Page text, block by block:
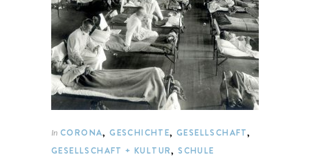
In CORONA,GESCHICHTE,GESELLSCHAFT,
GESELLSCHAFT + KULTUR,SCHULE